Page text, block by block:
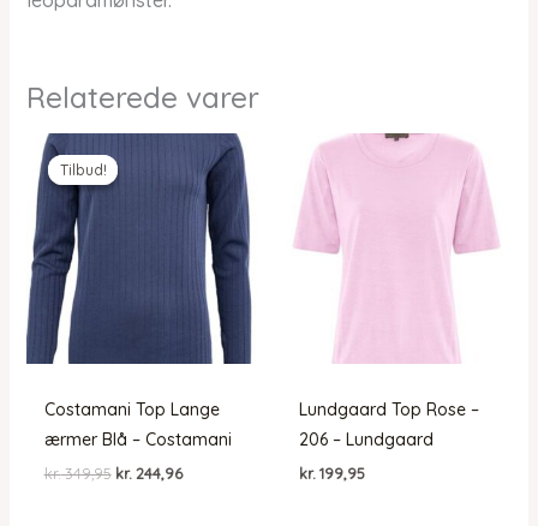
Relaterede varer
Tilbud!
Tilbud!
Costamani Top Lange
ærmer Blå – Costamani
kr.349,95 Den
kr. 244,96Den
Lundgaard Top Rose –
206 – Lundgaard
kr. 199,95